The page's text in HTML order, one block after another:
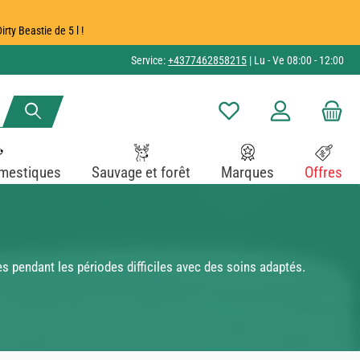
Beastie de 5 l !
Service:+4377462858215 | Lu - Ve 08:00 - 12:00
Vous avez 0 articles dans
Sauvage et forêt Marques Offres
pendant les périodes difficiles avec des soins adaptés.